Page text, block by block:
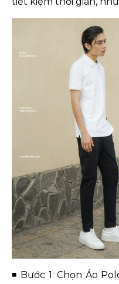
◾ Bước 1: Chọn Áo